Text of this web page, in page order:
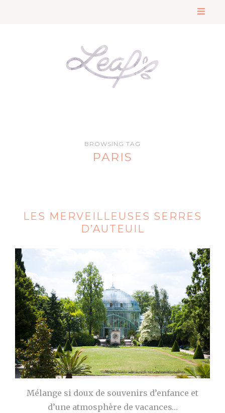
BROWSING TAG
PARIS
LES MERVEILLEUSES SERRES
D’AUTEUIL
Mélange si doux de souvenirs d’enfance et
d’une atmosphère de vacances…